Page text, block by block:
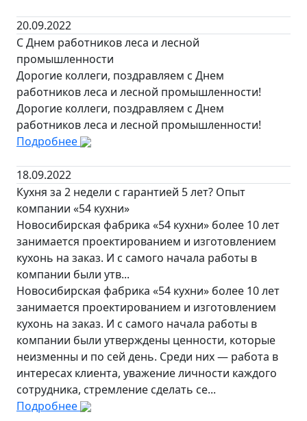
20.09.2022
С Днем работников леса и лесной
промышленности
Дорогие коллеги, поздравляем с Днем
работников леса и лесной промышленности!
Дорогие коллеги, поздравляем с Днем
работников леса и лесной промышленности!
Подробнее
18.09.2022
Кухня за 2 недели с гарантией 5 лет? Опыт
компании «54 кухни»
Новосибирская фабрика «54 кухни» более 10 лет
занимается проектированием и изготовлением
кухонь на заказ. И с самого начала работы в
компании были утв...
Новосибирская фабрика «54 кухни» более 10 лет
занимается проектированием и изготовлением
кухонь на заказ. И с самого начала работы в
компании были утверждены ценности, которые
неизменны и по сей день. Среди них — работа в
интересах клиента, уважение личности каждого
сотрудника, стремление сделать се...
Подробнее